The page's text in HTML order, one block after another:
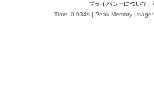
プライバシーについて |
Time: 0.034s| Peak Memory